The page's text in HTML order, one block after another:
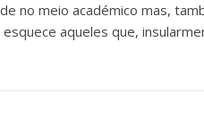
no meio académico mas,
aqueles que,